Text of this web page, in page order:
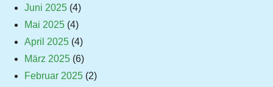
Juni 2025 (4)
Mai 2025 (4)
April 2025 (4)
März 2025 (6)
Februar 2025 (2)